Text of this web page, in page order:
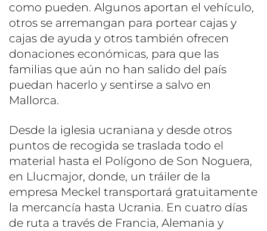
como pueden. Algunos aportan el vehículo,
otros se arremangan para portear cajas y
cajas de ayuda y otros también ofrecen
donaciones económicas, para que las
familias que aún no han salido del país
puedan hacerlo y sentirse a salvo en
Mallorca.
Desde la iglesia ucraniana y desde otros
puntos de recogida se traslada todo el
material hasta el Polígono de Son Noguera,
en Llucmajor, donde, un tráiler de la
empresa Meckel transportará gratuitamente
la mercancía hasta Ucrania. En cuatro días
de ruta a través de Francia, Alemania y